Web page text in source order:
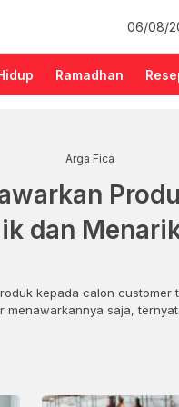
06/08/
Ramadhan
Arga Fica
dan
kepada calon
menawarkannya saja,